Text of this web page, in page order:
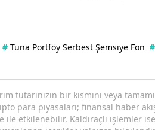
# Tuna Portföy Serbest Şemsiye Fon #
tutarınızın bir kısmını veya
para piyasaları; finansal haber
etkilenebilir. Kaldıraçlı işlemler